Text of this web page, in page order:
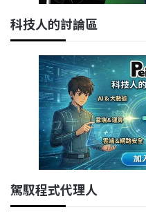
科技人的討論區
駕馭程式代理人